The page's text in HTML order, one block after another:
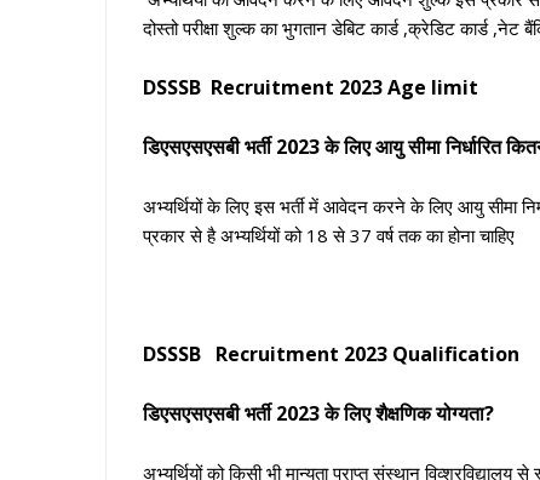
दोस्तो परीक्षा शुल्क का भुगतान डेबिट कार्ड ,क्रेडिट कार्ड ,नेट
DSSSB Recruitment 2023 Age Iimit
डिएसएसएसबी भर्ती2023 के लिए आयु सीमा निर्धारित
अभ्यर्थियों के लिए इस भर्ती में आवेदन करने के लिए आयु सीमा
प्रकार से है अभ्यर्थियों को 18 से 37 वर्ष तक का होना चाहिए
DSSSB Recruitment 2023 Qualification
डिएसएसएसबी भर्ती2023 के लिए शैक्षणिक योग्यता?
अभ्यर्थियों को किसी भी मान्यता प्राप्त संस्थान विव्श्रविद्यालय से